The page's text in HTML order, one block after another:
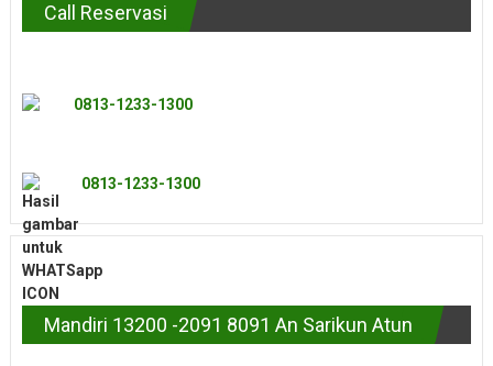
Call Reservasi
0813-1233-1300
0813-1233-1300
Mandiri 13200 -2091 8091 An Sarikun Atun